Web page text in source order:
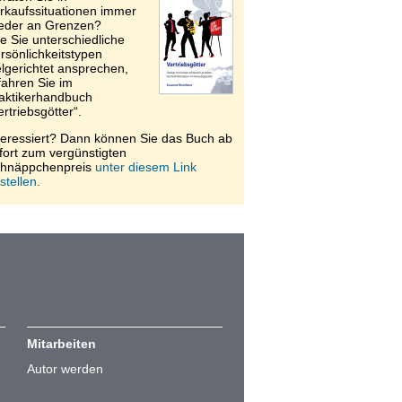
immer
an Grenzen?
Sie unterschiedliche
ansprechen,
Sie im
Dann können Sie das Buch ab
zum vergünstigten
unter diesem Link
Mitarbeiten
Autor werden